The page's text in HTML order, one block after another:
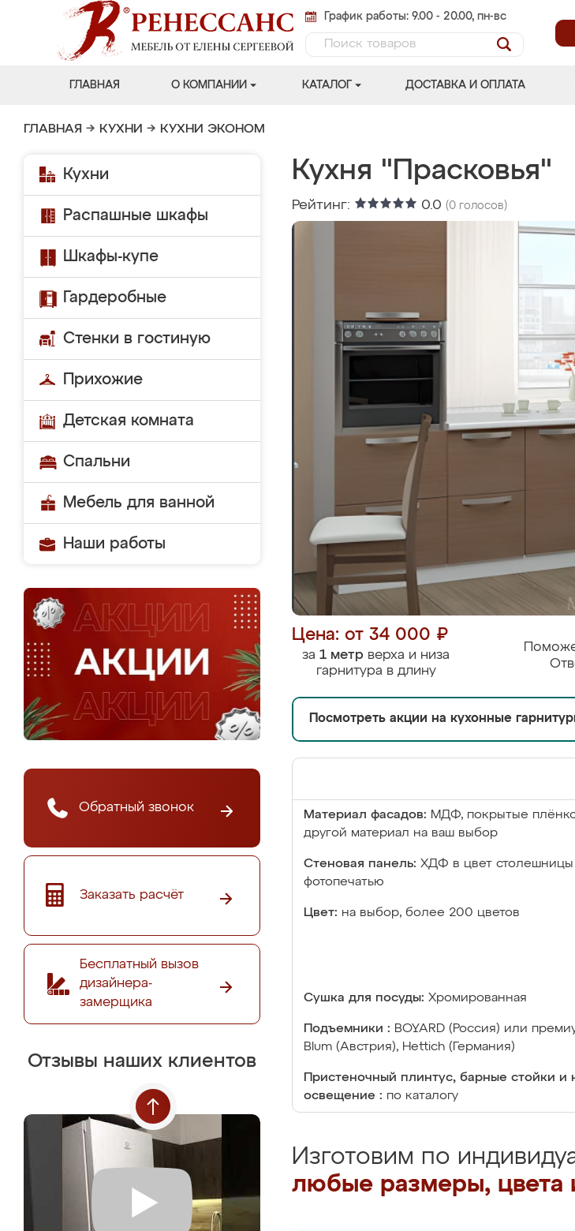
График работы: 9.00 - 20.00, пн-вс
ГЛАВНАЯ О КОМПАНИИ КАТАЛОГ ДОСТАВКА И ОПЛАТА
ГЛАВНАЯ → КУХНИ → КУХНИ ЭКОНОМ
Кухни
Распашные шкафы
Шкафы-купе
Гардеробные
Стенки в гостиную
Прихожие
Детская комната
Спальни
Мебель для ванной
Наши работы
Обратный звонок
Заказать расчёт
Бесплатный вызов
дизайнера-
замерщика
Отзывы наших клиентов
Кухня "Прасковья"
Рейтинг: 0.0 (0 голосов)
Цена: от 34 000 ₽
за 1 метр верха и низа
гарнитура в длину
Посмотреть акции на кухонные
Материал фасадов: МДФ, покрытые
другой материал на ваш выбор
Стеновая панель: ХДФ в цвет
фотопечатью
Цвет: на выбор, более 200 цветов
Сушка для посуды: Хромированная
Подъемники : BOYARD (Россия) или
Blum (Австрия), Hettich (Германия)
Пристеночный плинтус, барные стойки и
освещение : по каталогу
Изготовим по
любые размеры, цвета